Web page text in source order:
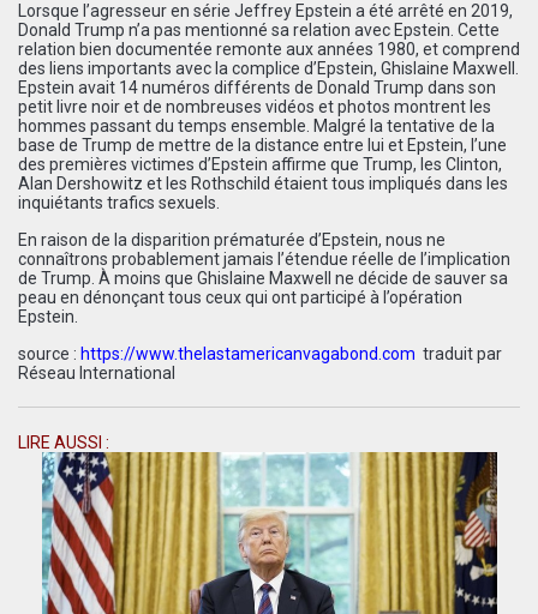
Lorsque l’agresseur en série Jeffrey Epstein a été arrêté en 2019,
Donald Trump n’a pas mentionné sa relation avec Epstein. Cette
relation bien documentée remonte aux années 1980, et comprend
des liens importants avec la complice d’Epstein, Ghislaine Maxwell.
Epstein avait 14 numéros différents de Donald Trump dans son
petit livre noir et de nombreuses vidéos et photos montrent les
hommes passant du temps ensemble. Malgré la tentative de la
base de Trump de mettre de la distance entre lui et Epstein, l’une
des premières victimes d’Epstein affirme que Trump, les Clinton,
Alan Dershowitz et les Rothschild étaient tous impliqués dans les
inquiétants trafics sexuels.
En raison de la disparition prématurée d’Epstein, nous ne
connaîtrons probablement jamais l’étendue réelle de l’implication
de Trump. À moins que Ghislaine Maxwell ne décide de sauver sa
peau en dénonçant tous ceux qui ont participé à l’opération
Epstein.
source : https://www.thelastamericanvagabond.com traduit par
Réseau International
LIRE AUSSI :